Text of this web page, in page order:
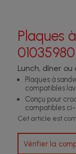
Plaques
01035980
Lunch, dîner ou
Plaques à
compatibles
Conçu pour
compatibles
Cet article est
Vérifier la